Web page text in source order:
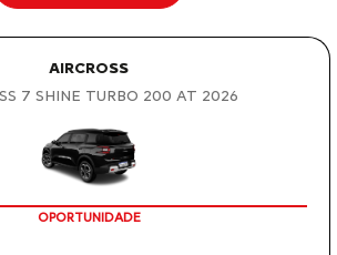
AIRCROSS
7 SHINE TURBO 200 AT 2026
OPORTUNIDADE